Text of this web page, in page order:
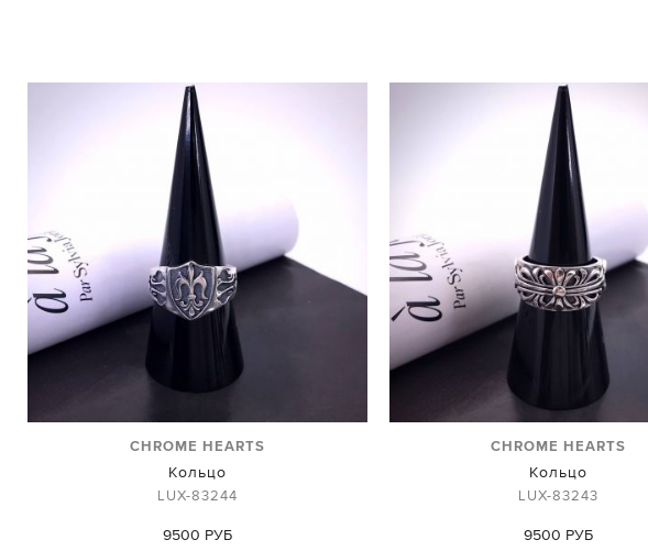
CHROME HEARTS
Кольцо
LUX-83244
9500 РУБ
CHROME HEARTS
Кольцо
LUX-83243
9500 РУБ